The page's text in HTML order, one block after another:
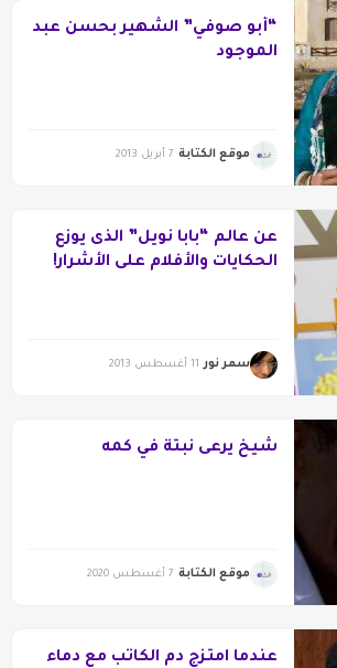
“أبو صوفي” الشهير بحسن عبد
الموجود
موقع الكتابة 7 أبريل 2013
عن عالم “بابا نويل” الذى يوزع
الحكايات والأفلام على الأشرار!
سمر نور 11 أغسطس 2013
شيخ يرعى نبتة في كمه
موقع الكتابة 7 أغسطس 2020
عندما امتزج دم الكاتب مع دماء